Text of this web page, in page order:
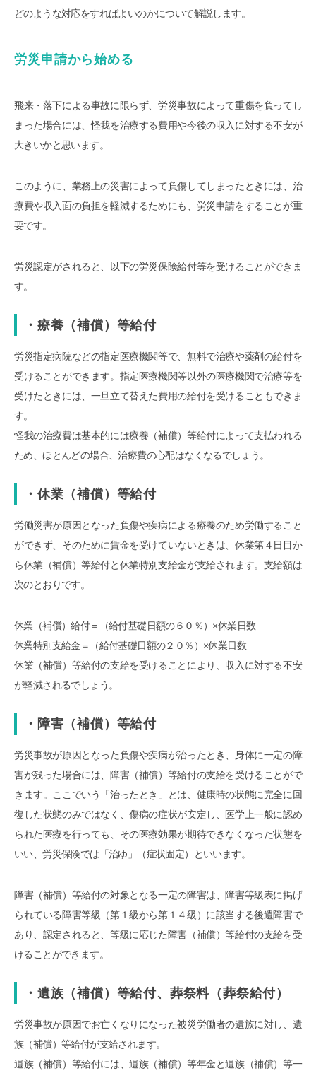
どのような対応をすればよいのかについて解説します。
労災申請から始める
飛来・落下による事故に限らず、労災事故によって重傷を負ってし
まった場合には、怪我を治療する費用や今後の収入に対する不安が
大きいかと思います。
このように、業務上の災害によって負傷してしまったときには、治
療費や収入面の負担を軽減するためにも、労災申請をすることが重
要です。
労災認定がされると、以下の労災保険給付等を受けることができま
す。
・療養（補償）等給付
労災指定病院などの指定医療機関等で、無料で治療や薬剤の給付を
受けることができます。指定医療機関等以外の医療機関で治療等を
受けたときには、一旦立て替えた費用の給付を受けることもできま
す。
怪我の治療費は基本的には療養（補償）等給付によって支払われる
ため、ほとんどの場合、治療費の心配はなくなるでしょう。
・休業（補償）等給付
労働災害が原因となった負傷や疾病による療養のため労働すること
ができず、そのために賃金を受けていないときは、休業第４日目か
ら休業（補償）等給付と休業特別支給金が支給されます。支給額は
次のとおりです。
休業（補償）給付＝（給付基礎日額の６０％）×休業日数
休業特別支給金＝（給付基礎日額の２０％）×休業日数
休業（補償）等給付の支給を受けることにより、収入に対する不安
が軽減されるでしょう。
・障害（補償）等給付
労災事故が原因となった負傷や疾病が治ったとき、身体に一定の障
害が残った場合には、障害（補償）等給付の支給を受けることがで
きます。ここでいう「治ったとき」とは、健康時の状態に完全に回
復した状態のみではなく、傷病の症状が安定し、医学上一般に認め
られた医療を行っても、その医療効果が期待できなくなった状態を
いい、労災保険では「治ゆ」（症状固定）といいます。
障害（補償）等給付の対象となる一定の障害は、障害等級表に掲げ
られている障害等級（第１級から第１４級）に該当する後遺障害で
あり、認定されると、等級に応じた障害（補償）等給付の支給を受
けることができます。
・遺族（補償）等給付、葬祭料（葬祭給付）
労災事故が原因でお亡くなりになった被災労働者の遺族に対し、遺
族（補償）等給付が支給されます。
遺族（補償）等給付には、遺族（補償）等年金と遺族（補償）等一